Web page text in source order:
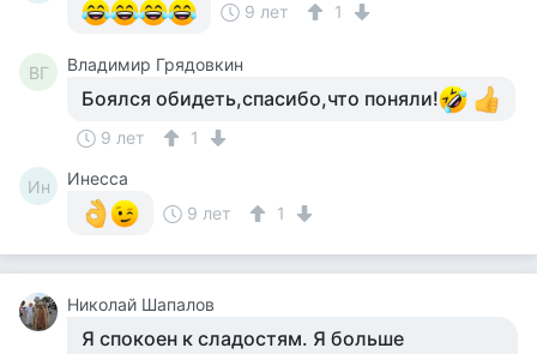
9 лет
1
ВГ Владимир Грядовкин
Боялся обидеть,спасибо,что поняли!
9 лет 1
Ин
Инесса
9 лет
1
Николай Шапалов
Я спокоен к сладостям. Я больше